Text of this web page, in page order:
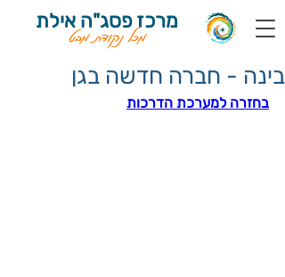
מרכז פסג"ה אילת
מכל נקודת מבט
בינה - חברה חדשה בגן
בחזרה למערכת הדרכות